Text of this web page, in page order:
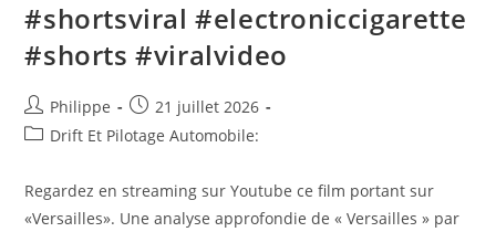
#shortsviral #electroniccigarette
#shorts #viralvideo
Auteur/autrice
de
Philippe
Post
published:
21 juillet 2026
PostDrift Et Pilotage Automobile:
Regardez en streaming sur Youtube ce film portant sur
«Versailles». Une analyse approfondie de « Versailles » par